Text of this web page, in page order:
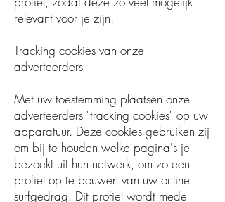
relevant voor je zijn.
Tracking cookies van onze
adverteerders
Met uw toestemming plaatsen onze
adverteerders "tracking cookies" op uw
apparatuur. Deze cookies gebruiken zij
om bij te houden welke pagina's je
bezoekt uit hun netwerk, om zo een
profiel op te bouwen van uw online
surfgedrag. Dit profiel wordt mede